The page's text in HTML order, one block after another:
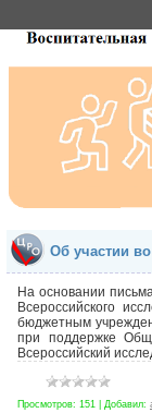
Об участии
На основании
Всероссийского
бюджетным
при поддержке
Всероссийский
Просмотров: 151 Добавил: